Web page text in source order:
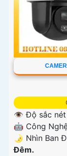
👁 Độ sắc nét
🤖️ Công
🌛 Nhìn Ban
Ðêm.